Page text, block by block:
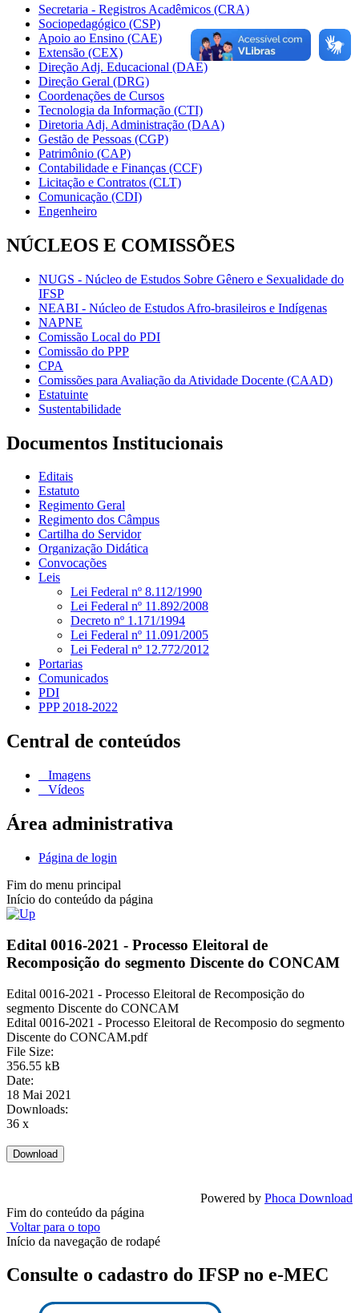
Secretaria - Registros Acadêmicos (CRA)
Sociopedagógico (CSP)
Apoio ao Ensino (CAE)
Extensão (CEX)
Direção Adj. Educacional (DAE)
Direção Geral (DRG)
Coordenações de Cursos
Tecnologia da Informação (CTI)
Diretoria Adj. Administração (DAA)
Gestão de Pessoas (CGP)
Patrimônio (CAP)
Contabilidade e Finanças (CCF)
Licitação e Contratos (CLT)
Comunicação (CDI)
Engenheiro
NÚCLEOS E COMISSÕES
NUGS - Núcleo de Estudos Sobre Gênero e Sexualidade do
IFSP
NEABI - Núcleo de Estudos Afro-brasileiros e Indígenas
NAPNE
Comissão Local do PDI
Comissão do PPP
CPA
Comissões para Avaliação da Atividade Docente (CAAD)
Estatuinte
Sustentabilidade
Documentos Institucionais
Editais
Estatuto
Regimento Geral
Regimento dos Câmpus
Cartilha do Servidor
Organização Didática
Convocações
Leis
Lei Federal nº 8.112/1990
Lei Federal nº 11.892/2008
Decreto nº 1.171/1994
Lei Federal nº 11.091/2005
Lei Federal nº 12.772/2012
Portarias
Comunicados
PDI
PPP 2018-2022
Central de conteúdos
Imagens
Vídeos
Área administrativa
Página de login
Fim do menu principal
Início do conteúdo da página
Edital 0016-2021 - Processo Eleitoral de
Recomposição do segmento Discente do CONCAM
Edital 0016-2021 - Processo Eleitoral de Recomposição do
segmento Discente do CONCAM
Edital 0016-2021 - Processo Eleitoral de Recomposio do segmento
Discente do CONCAM.pdf
File Size:
356.55 kB
Date:
18 Mai 2021
Downloads:
36 x
Powered by Phoca Download
Fim do conteúdo da página
Voltar para o topo
Início da navegação de rodapé
Consulte o cadastro do IFSP no e-MEC